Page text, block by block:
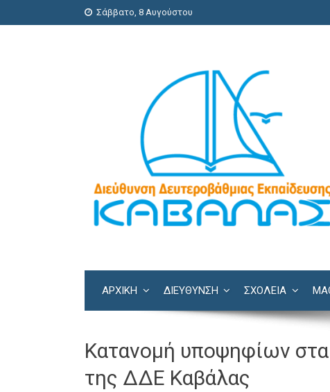
Σάββατο, 8 Αυγούστου
ΑΡΧΙΚΗ ΔΙΕΎΘΥΝΣΗ ΣΧΟΛΕΊΑ
Κατανομή υποψηφίων
της ΔΔΕ Καβάλας